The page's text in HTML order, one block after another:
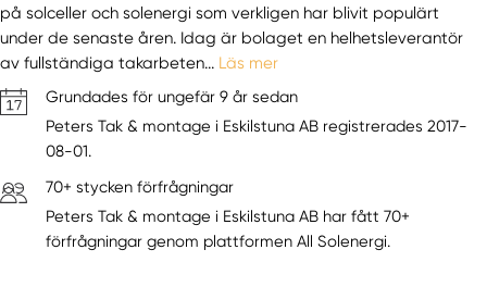
på solceller och solenergi som verkligen har blivit populärt
under de senaste åren. Idag är bolaget en helhetsleverantör
av fullständiga takarbeten... Läs mer
Grundades för ungefär 9 år sedan
Peters Tak & montage i Eskilstuna AB registrerades 2017-
08-01.
70+ stycken förfrågningar
Peters Tak & montage i Eskilstuna AB har fått 70+
förfrågningar genom plattformen All Solenergi.